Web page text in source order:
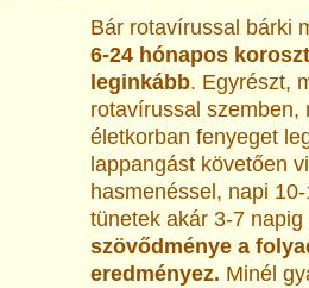
Bár rotavírussal bárki
6-24 hónapos
leginkább. Egyrészt,
rotavírussal szemben,
életkorban fenyeget
lappangást követően
hasmenéssel, napi
tünetek akár 3-7
szövődménye a
eredményez. Minél